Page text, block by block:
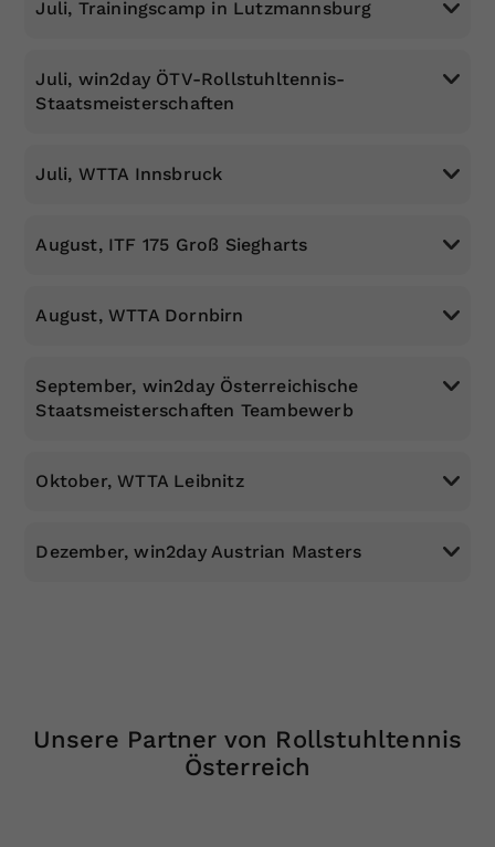
Juli, Trainingscamp in Lutzmannsburg
Die Kosten für Tennisplätze und Trainerkosten
ANMELDUNG: bis Mittwoch, 2. Juni, an
Juli, win2day ÖTV-Rollstuhltennis-
Staatsmeisterschaften
Juli, WTTA Innsbruck
August, ITF 175 Groß Siegharts
August, WTTA Dornbirn
ÖTV: Turniere
September, win2day Österreichische
Staatsmeisterschaften Teambewerb
Oktober, WTTA Leibnitz
Dezember, win2day Austrian Masters
Unsere Partner von Rollstuhltennis
Österreich
Zweck
zufällig generierte ID, für die
historische Speicherung Ihrer
hat.